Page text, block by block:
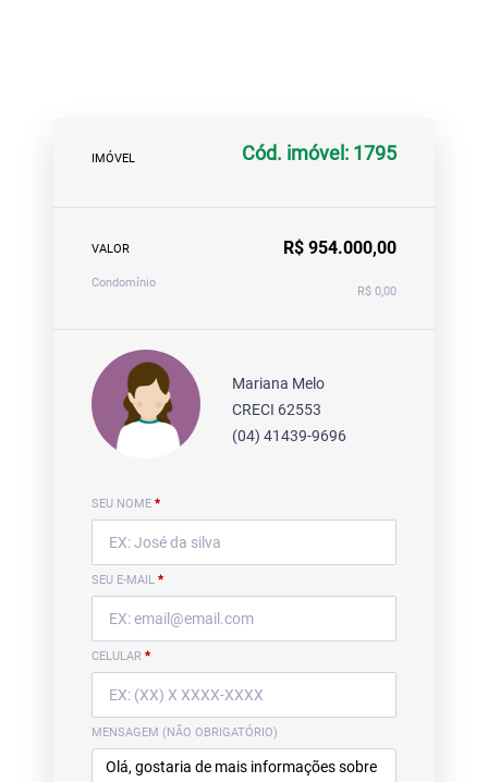
IMÓVEL Cód. imóvel: 1795
VALOR R$ 954.000,00
Condomínio
R$ 0,00
Mariana Melo
CRECI 62553
(04) 41439-9696
SEU NOME *
SEU E-MAIL *
CELULAR *
MENSAGEM (NÃO OBRIGATÓRIO)